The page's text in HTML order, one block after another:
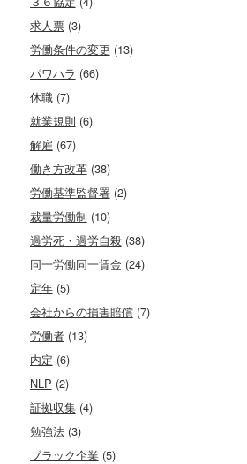
求人票(3)
労働条件の変更 (13)
パワハラ (66)
休職(7)
就業規則 (6)
解雇 (67)
働き方改革(38)
労働基準監督署(2)
裁量労働制 (10)
過労死・過労自殺(38)
同一労働同一賃金(24)
定年(5)
会社からの損害賠償(7)
労働者(13)
内定 (6)
NLP (2)
証拠収集(4)
勉強法(3)
ブラック企業(5)